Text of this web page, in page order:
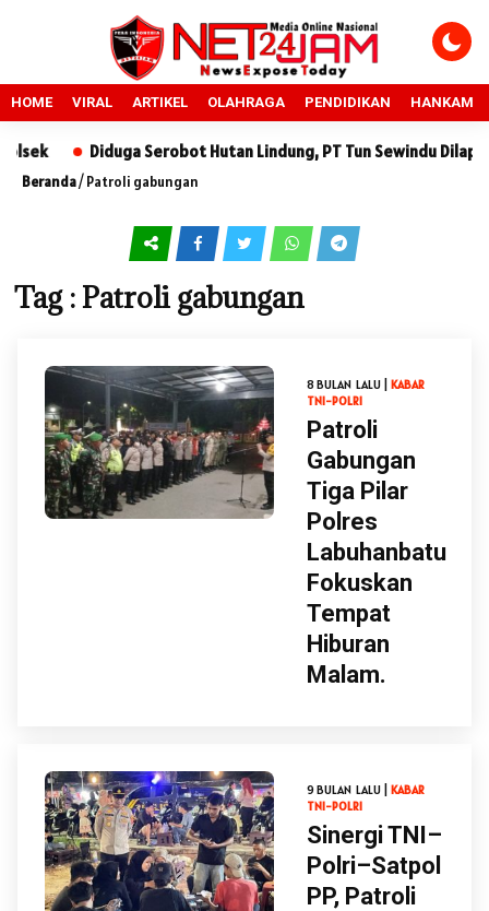
HOME VIRAL ARTIKEL OLAHRAGA PENDIDIKAN HANKAM
Diduga Serobot Hutan Lindung, PT Tun Sewindu
Beranda/Patroli gabungan
Tag : Patroli gabungan
8 BULAN LALU | KABAR
TNI-POLRI
Patroli
Gabungan
Tiga Pilar
Polres
Labuhanbatu
Fokuskan
Tempat
Hiburan
Malam.
9 BULAN LALU | KABAR
TNI-POLRI
Sinergi TNI–
Polri–Satpol
PP, Patroli